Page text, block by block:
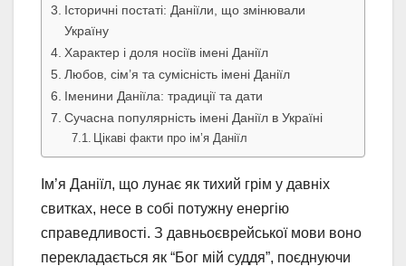
Історичні постаті: Даніїли, що змінювали
Україну
Характер і доля носіїв імені Даніїл
Любов, сім’я та сумісність імені Даніїл
Іменини Даніїла: традиції та дати
Сучасна популярність імені Даніїл в Україні
Цікаві факти про ім’я Даніїл
Ім’я Даніїл, що лунає як тихий грім у давніх
свитках, несе в собі потужну енергію
справедливості. З давньоєврейської мови воно
перекладається як “Бог мій суддя”, поєднуючи